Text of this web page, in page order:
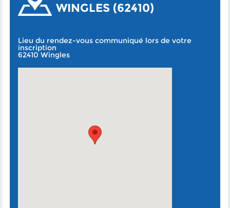
WINGLES (62410)
Lieu du rendez-vous communiqué lors de votre
inscription
62410 Wingles